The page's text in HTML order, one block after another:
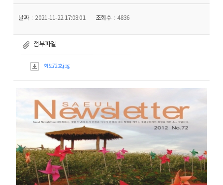
날짜 2021-11-22 17:08:01 조회수 4836
첨부파일
회보72호.jpg